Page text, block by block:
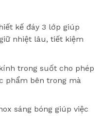
kế đáy 3 lớp giúp
nhiệt lâu, tiết kiệm
trong suốt cho phép
phẩm bên trong mà
sáng bóng giúp việc